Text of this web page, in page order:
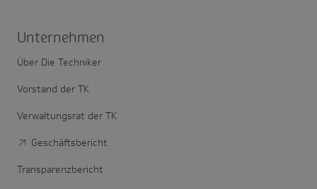
Unter­nehmen
Über Die Techniker
Vorstand der TK
Verwaltungsrat der TK
Geschäftsbericht
Transparenzbericht